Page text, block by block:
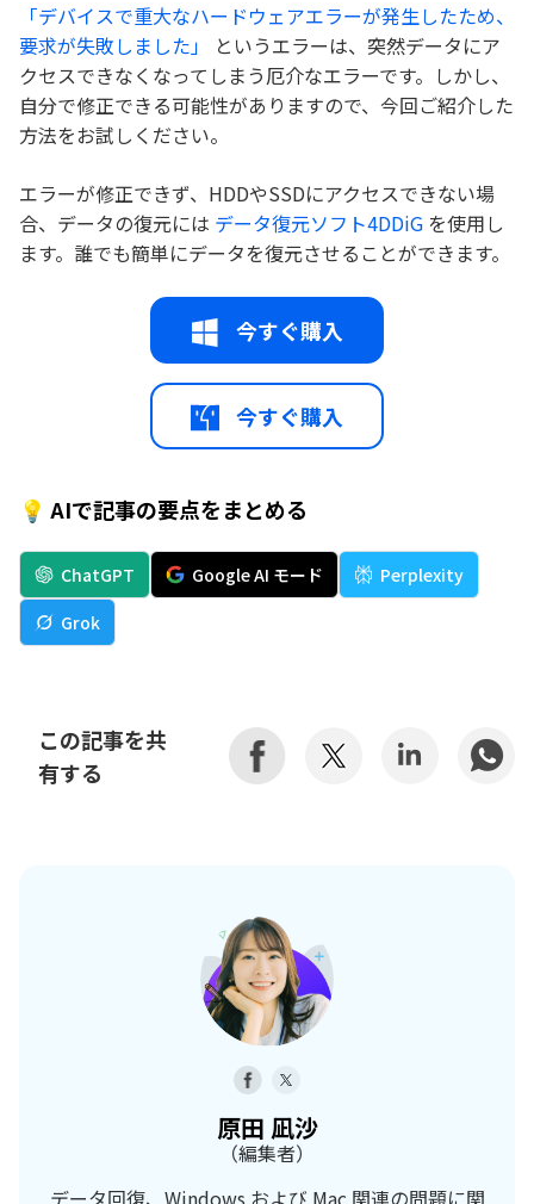
「デバイスで重大なハードウェアエラーが発生したため、
要求が失敗しました」
というエラーは、突然データにア
クセスできなくなってしまう厄介なエラーです。しかし、
自分で修正できる可能性がありますので、今回ご紹介した
方法をお試しください。
エラーが修正できず、HDDやSSDにアクセスできない場
合、データの復元には データ復元ソフト4DDiG を使用し
ます。誰でも簡単にデータを復元させることができます。
今すぐ購入
今すぐ購入
💡 AIで記事の要点をまとめる
ChatGPT Google AI モード
Perplexity
Grok
この記事を共
有する
原田 凪沙
（編集者）